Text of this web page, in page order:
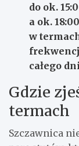
do ok.
a ok.
w
całego
Gdzie
termach
Szczawnica